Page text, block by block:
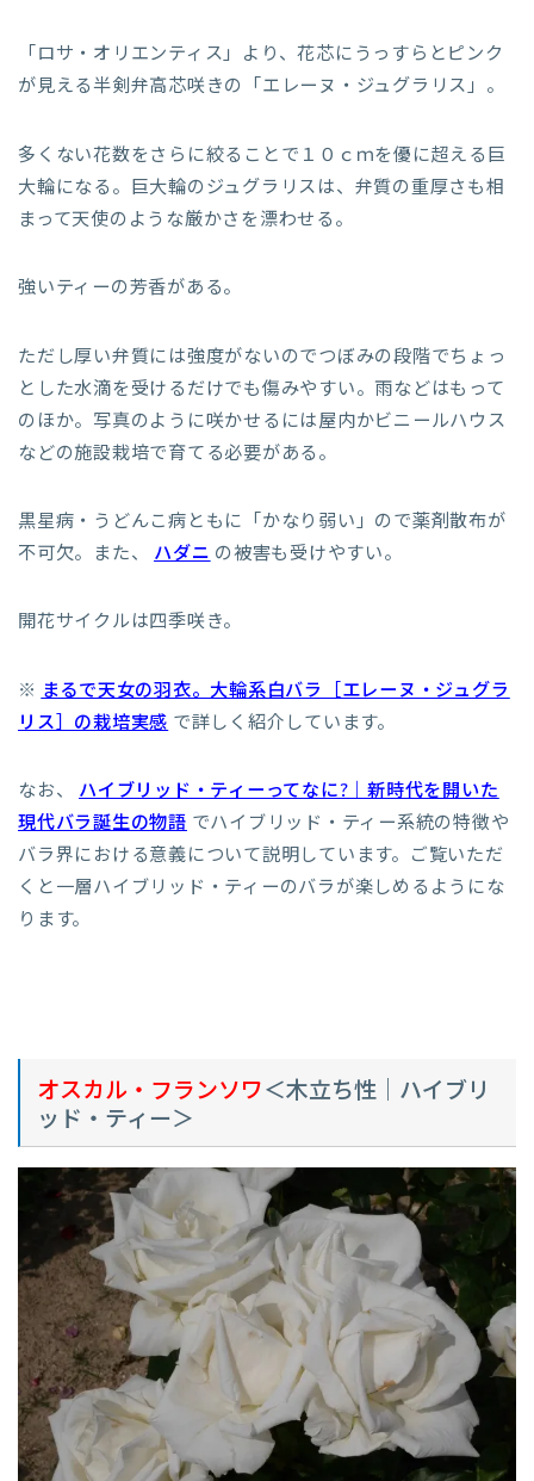
「ロサ・オリエンティス」より、花芯にうっすらとピンク
が見える半剣弁高芯咲きの「エレーヌ・ジュグラリス」。
多くない花数をさらに絞ることで１０ｃｍを優に超える巨
大輪になる。巨大輪のジュグラリスは、弁質の重厚さも相
まって天使のような厳かさを漂わせる。
強いティーの芳香がある。
ただし厚い弁質には強度がないのでつぼみの段階でちょっ
とした水滴を受けるだけでも傷みやすい。雨などはもって
のほか。写真のように咲かせるには屋内かビニールハウス
などの施設栽培で育てる必要がある。
黒星病・うどんこ病ともに「かなり弱い」ので薬剤散布が
不可欠。また、 ハダニ の被害も受けやすい。
開花サイクルは四季咲き。
※ まるで天女の羽衣。大輪系白バラ［エレーヌ・ジュグラ
リス］の栽培実感 で詳しく紹介しています。
なお、 ハイブリッド・ティーってなに?｜新時代を開いた
現代バラ誕生の物語 でハイブリッド・ティー系統の特徴や
バラ界における意義について説明しています。ご覧いただ
くと一層ハイブリッド・ティーのバラが楽しめるようにな
ります。
オスカル・フランソワ＜木立ち性｜ハイブリ
ッド・ティー＞